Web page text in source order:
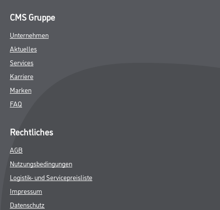
DATENBLÄTTER
SPEZIFIKATIONEN
Online-Shop
Putze- und Spachtelmassen
Bodenbeläge
Wand- & Deckenbeläge
Werkzeug & Maschinen
Verbrauchsmaterialien